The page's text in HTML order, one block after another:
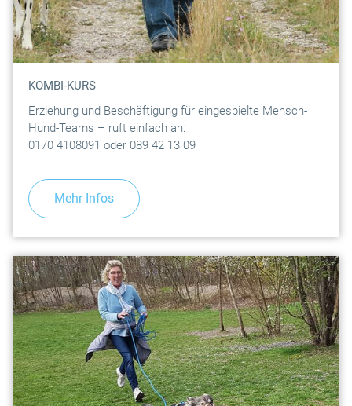
KOMBI-KURS
Erziehung und Beschäftigung für eingespielte Mensch-
Hund-Teams – ruft einfach an:
0170 4108091 oder 089 42 13 09
Mehr Infos